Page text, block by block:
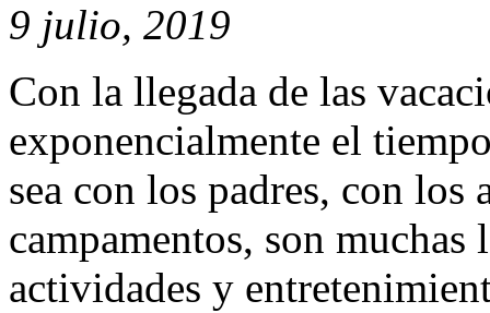
9 julio, 2019
Con la llegada de las
exponencialmente el
sea con los padres, con los
campamentos, son
actividades y